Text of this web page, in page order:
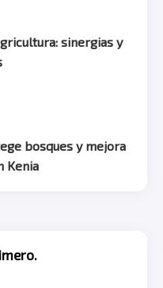
sinergias y
bosques y mejora
Kenia